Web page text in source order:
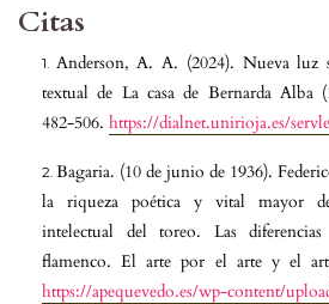
Citas
Anderson, A. A. (2024). Nueva luz
textual de La casa de Bernarda Alba
482-506. https://dialnet.unirioja.es/
Bagaria. (10 de junio de 1936).
la riqueza poética y vital mayor
intelectual del toreo. Las
flamenco. El arte por el arte y el
https://apequevedo.es/wp-content/